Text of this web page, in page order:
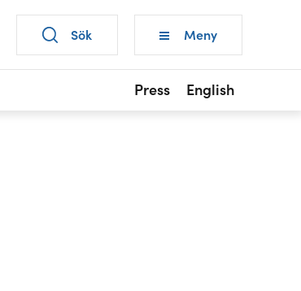
Meny
Sök
English
Press